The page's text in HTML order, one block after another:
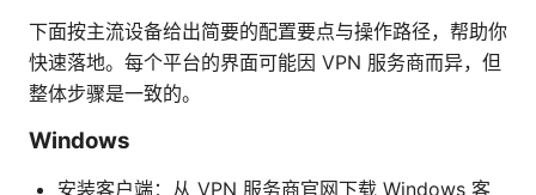
下面按主流设备给出简要的配置要点与操作路径，帮助你
快速落地。每个平台的界面可能因 VPN 服务商而异，但
整体步骤是一致的。
Windows
安装客户端：从 VPN 服务商官网下载 Windows 客